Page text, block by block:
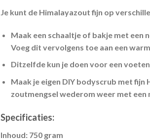
Je kunt de Himalayazout fijn op
Maak een schaaltje of bakje met een
Voeg dit vervolgens toe aan een
Ditzelfde kun je doen voor een
Maak je eigen DIY bodyscrub met
zoutmengsel wederom weer met een
Specificaties:
Inhoud: 750 gram